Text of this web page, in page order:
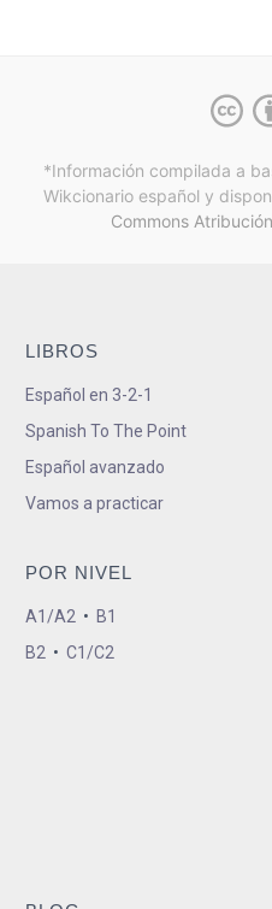
*Información compilada a
Wikcionario español y
Commons
LIBROS
Español en 3-2-1
Spanish To The Point
Español avanzado
Vamos a practicar
POR NIVEL
A1/A2 • B1
B2 • C1/C2